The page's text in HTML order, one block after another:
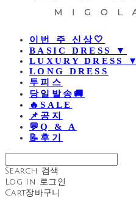
이번 주 신상🤍
BASIC DRESS ▼
LUXURY DRESS ▼
LONG DRESS
투피스
당일발송🚚
🔥SALE
📌공지
💬Q & A
📝후기
Search 검색
Log In 로그인
Cart장바구니